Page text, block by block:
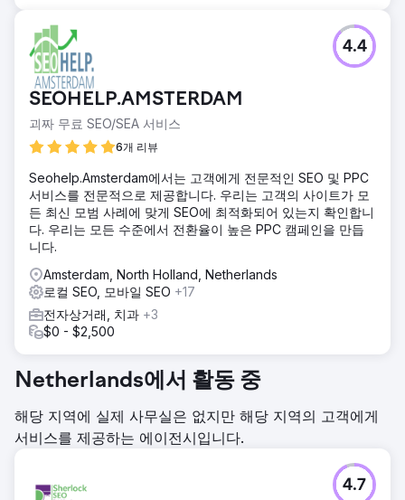
SEOHELP.AMSTERDAM
괴짜 무료 SEO/SEA 서비스
6개 리뷰
4.4
Seohelp.Amsterdam에서는 고객에게 전문적인 SEO 및 PPC
서비스를 전문적으로 제공합니다. 우리는 고객의 사이트가 모
든 최신 모범 사례에 맞게 SEO에 최적화되어 있는지 확인합니
다. 우리는 모든 수준에서 전환율이 높은 PPC 캠페인을 만듭
니다.
Amsterdam, North Holland, Netherlands
로컬 SEO, 모바일 SEO +17
전자상거래, 치과 +3
$0 - $2,500
Netherlands에서 활동 중
해당 지역에 실제 사무실은 없지만 해당 지역의 고객에게
서비스를 제공하는 에이전시입니다.
4.7